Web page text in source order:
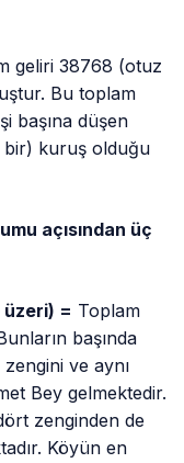
geliri 38768 (otuz
Bu toplam
başına düşen
bir) kuruş olduğu
açısından üç
= Toplam
başında
ve aynı
Bey gelmektedir.
zenginden de
Köyün en